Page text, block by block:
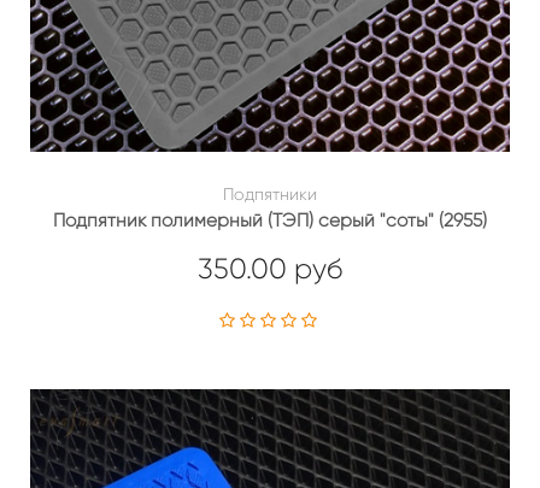
Подпятники
Подпятник полимерный (ТЭП) серый "соты" (2955)
350.00 руб